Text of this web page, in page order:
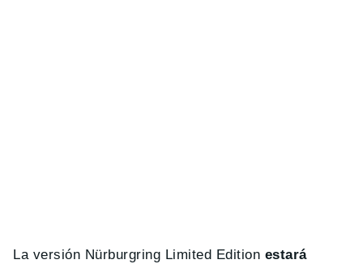
La versión Nürburgring Limited Edition estará